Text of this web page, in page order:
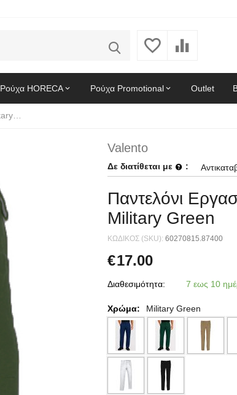
Ρούχα HORECA Ρούχα Promotional Outlet
Valento
Δε διατίθεται με :
Παντελόνι
Military Green
ΚΩΔΙΚΟΣ (SKU): 60270815.87400
€17.00
Διαθεσιμότητα: 7 εως 10
Χρώμα: Military Green